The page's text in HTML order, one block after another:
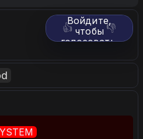
👍 👎
Войдите,
чтобы
голосовать.